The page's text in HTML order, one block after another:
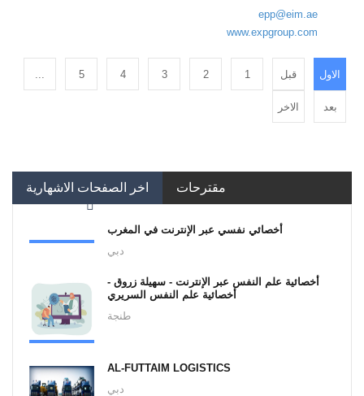
epp@eim.ae
www.expgroup.com
الاول قبل 1
2
3
4
5
بعد الاخر
اخر الصفحات الاشهارية مقترحات
أخصائي نفسي عبر الإنترنت في المغرب
دبي
أخصائية علم النفس عبر الإنترنت - سهيلة زروق -
أخصائية علم النفس السريري
طنجة
AL-FUTTAIM LOGISTICS
دبي